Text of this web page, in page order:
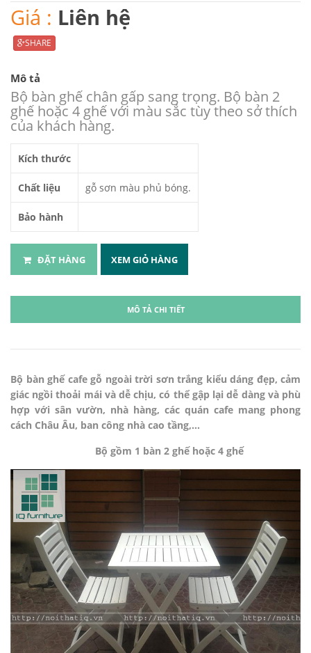
Giá : Liên hệ
SHARE
Mô tả
Bộ bàn ghế chân gấp sang trọng. Bộ bàn 2
ghế hoặc 4 ghế với màu sắc tùy theo sở thích
của khách hàng.
Kích thước
Chất liệu gỗ sơn màu phủ bóng.
Bảo hành
ĐẶT HÀNG XEM GIỎ HÀNG
MÔ TẢ CHI TIẾT
Bộ bàn ghế cafe gỗ ngoài trời sơn trắng kiểu dáng đẹp, cảm
giác ngồi thoải mái và dễ chịu, có thể gập lại dễ dàng và phù
hợp với sân vườn, nhà hàng, các quán cafe mang phong
cách Châu Âu, ban công nhà cao tầng,...
Bộ gồm 1 bàn 2 ghế hoặc 4 ghế